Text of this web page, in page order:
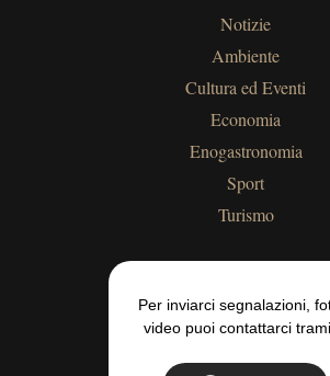
Notizie
Ambiente
Cultura ed Eventi
Economia
Enogastronomia
Sport
Turismo
Per inviarci segnalazioni,
video puoi contattarci